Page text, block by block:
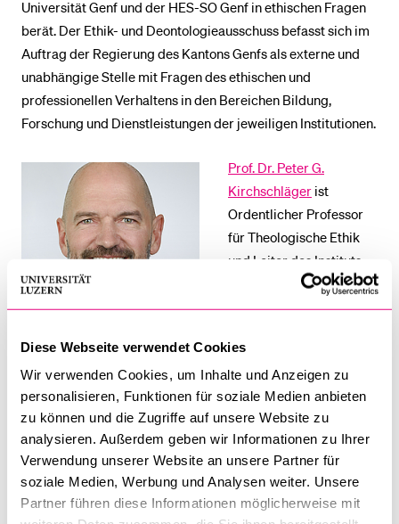
Diese Webseite verwendet Cookies
Wir verwenden Cookies, um Inhalte und Anzeigen zu
personalisieren, Funktionen für soziale Medien anbieten
zu können und die Zugriffe auf unsere Website zu
analysieren. Außerdem geben wir Informationen zu Ihrer
Verwendung unserer Website an unsere Partner für
soziale Medien, Werbung und Analysen weiter. Unsere
Partner führen diese Informationen möglicherweise mit
Universität Genf und der HES-SO Genf in ethischen Fragen
berät. Der Ethik- und Deontologieausschuss befasst sich im
Auftrag der Regierung des Kantons Genfs als externe und
unabhängige Stelle mit Fragen des ethischen und
professionellen Verhaltens in den Bereichen Bildung,
Forschung und Dienstleistungen der jeweiligen Institutionen.
Prof. Dr. Peter G.
Kirchschläger
Prof. Dr. Peter G.
Kirchschläger ist
Ordentlicher Professor
für Theologische Ethik
und Leiter des Instituts
für Sozialethik ISE. Er
forscht
Ethik der digitalen
Transformation und der
«Künstlichen Intelligenz»,
zur Ethik der
Menschenrechte sowie zur Wirtschaftsethik. Er leitet den
Masterstudiengang Ethik an der Universität Luzern und ist
seit 2023 Gastprofessor an der ETH Zürich. Er berät
nationale und internationale Organisationen und